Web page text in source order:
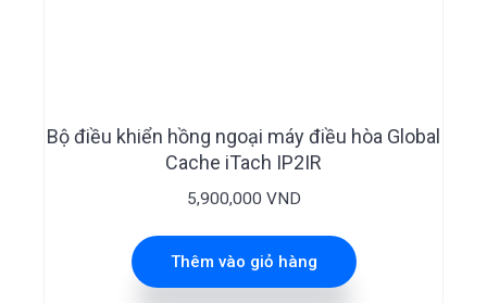
Bộ điều khiển hồng ngoại máy điều hòa Global
Cache iTach IP2IR
5,900,000 VND
Thêm vào giỏ hàng